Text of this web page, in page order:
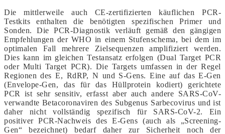
Die mittlerweile auch CE-zertifizierten käuflichen PCR-
Testkits enthalten die benötigten spezifischen Primer und
Sonden. Die PCR-Diagnostik verläuft gemäß den gängigen
Empfehlungen der WHO in einem Stufenschema, bei dem im
optimalen Fall mehrere Zielsequenzen amplifiziert werden.
Dies kann im gleichen Testansatz erfolgen (Dual Target PCR
oder Multi Target PCR). Die Targets umfassen in der Regel
Regionen des E, RdRP, N und S-Gens. Eine auf das E-Gen
(Envelope-Gen, das für das Hüllprotein kodiert) gerichtete
PCR ist sehr sensitiv, erfasst aber auch andere SARS-CoV-
verwandte Betacoronaviren des Subgenus Sarbecovirus und ist
daher nicht vollständig spezifisch für SARS-CoV-2. Ein
positiver PCR-Nachweis des E-Gens (auch als „Screening-
Gen“ bezeichnet) bedarf daher zur Sicherheit noch der